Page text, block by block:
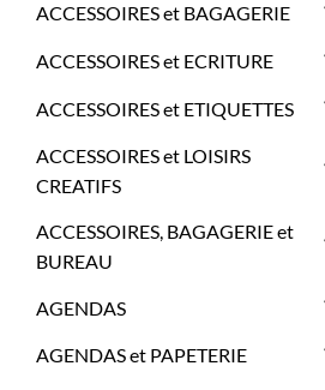
ACCESSOIRES et BAGAGERIE
ACCESSOIRES et ECRITURE
ACCESSOIRES et ETIQUETTES
ACCESSOIRES et LOISIRS
CREATIFS
ACCESSOIRES, BAGAGERIE et
BUREAU
AGENDAS
AGENDAS et PAPETERIE